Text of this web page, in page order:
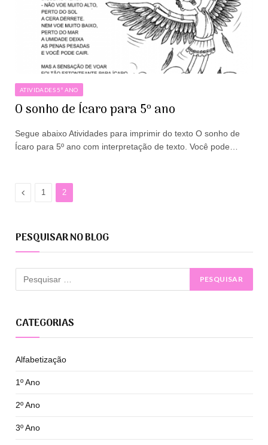
ATIVIDADES 5º ANO
O sonho de Ícaro para 5º ano
Segue abaixo Atividades para imprimir do texto O sonho de
Ícaro para 5º ano com interpretação de texto. Você pode…
Anterior
1 2
PESQUISAR NO BLOG
CATEGORIAS
Alfabetização
1º Ano
2º Ano
3º Ano